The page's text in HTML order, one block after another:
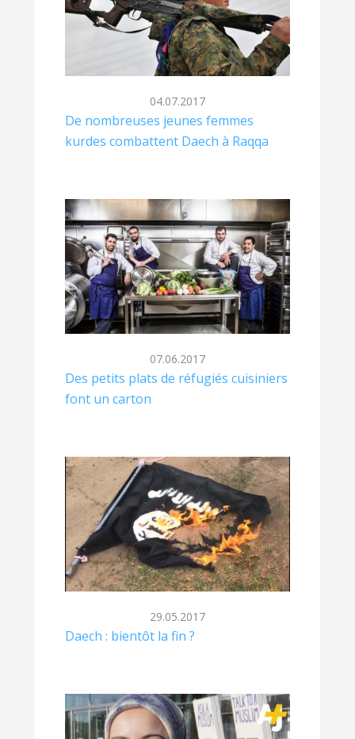
04.07.2017
De nombreuses jeunes femmes
kurdes combattent Daech à Raqqa
07.06.2017
Des petits plats de réfugiés cuisiniers
font un carton
29.05.2017
Daech : bientôt la fin ?